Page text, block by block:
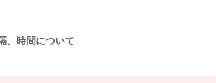
、時間について